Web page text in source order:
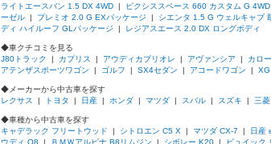
ライトエースバン 1.5 DX 4WD | ピクシススペース 660 カスタム G 4WD
ーゼル | プレミオ 2.0 G EXパッケージ | シエンタ 1.5 G ウェルキャブ
ディ ハイルーフ GLパッケージ | レジアスエース 2.0 DX ロングボディ
◆車クチコミを見る
J80トラック | カプリス | アウディカブリオレ | アヴァンシア | カロ
アテンザスポーツワゴン | ゴルフ | SX4セダン | アコードワゴン | XG
◆メーカーから中古車を探す
レクサス
| トヨタ | 日産 | ホンダ | マツダ | スバル | スズキ | 三菱
◆車種から中古車を探す
キャデラック フリートウッド | シトロエン C5 X | マツダ CX-7 | 日産
ウディ Q8 | ＢＭＷアルピナ B8リムジン | シボレー K20 | ビュイック